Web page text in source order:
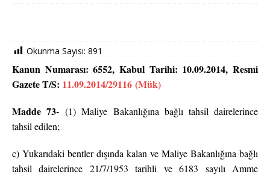
Okunma Sayısı: 891
Kanun Numarası:6552,Kabul Tarihi: 10.09.2014,Resmi
Gazete T/S: 11.09.2014/29116 (Mük)
Madde 73- (1) Maliye Bakanlığına bağlı tahsil dairelerince
tahsil edilen;
c) Yukarıdaki bentler dışında kalan ve Maliye Bakanlığına bağlı
tahsil dairelerince 21/7/1953 tarihli ve 6183 sayılı Amme